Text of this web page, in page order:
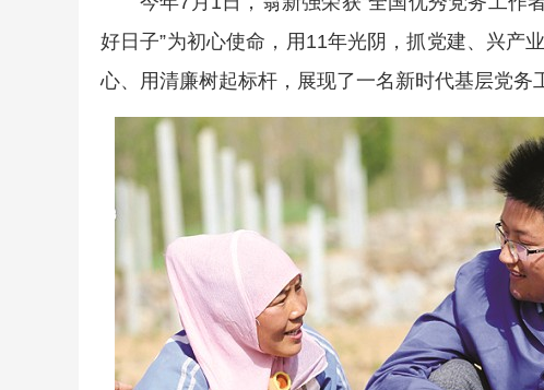
好日子”为初心使命，用11年光阴，抓党建、兴产
心、用清廉树起标杆，展现了一名新时代基层党务